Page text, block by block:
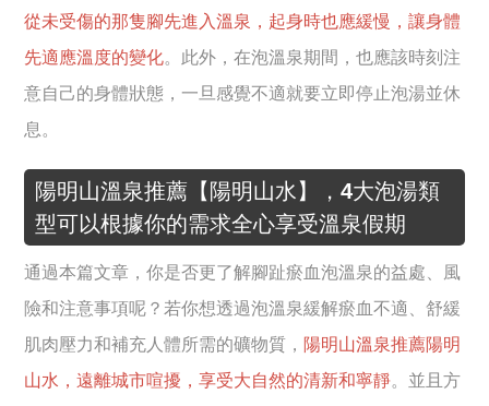
從未受傷的那隻腳先進入溫泉，起身時也應緩慢，讓身體
先適應溫度的變化。此外，在泡溫泉期間，也應該時刻注
意自己的身體狀態，一旦感覺不適就要立即停止泡湯並休
息。
陽明山溫泉推薦【陽明山水】，4大泡湯類
型可以根據你的需求全心享受溫泉假期
通過本篇文章，你是否更了解腳趾瘀血泡溫泉的益處、風
險和注意事項呢？若你想透過泡溫泉緩解瘀血不適、舒緩
肌肉壓力和補充人體所需的礦物質， 陽明山溫泉推薦陽明
山水，遠離城市喧擾，享受大自然的清新和寧靜。並且方